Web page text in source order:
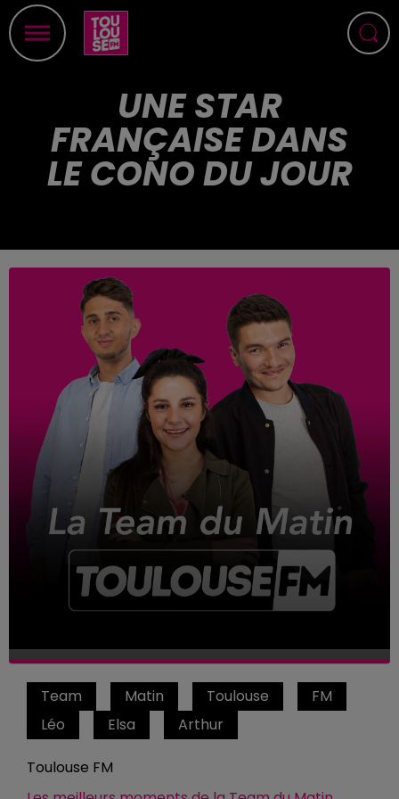
UNE STAR
FRANÇAISE DANS
LE CONO DU JOUR
Team Matin Toulouse
FM
Léo
Elsa Arthur
Toulouse FM